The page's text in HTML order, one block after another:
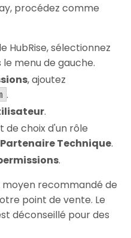
procédez comme
HubRise, sélectionnez
le menu de gauche.
, ajoutez
.
.
de choix d'un rôle
Partenaire Technique.
.
moyen recommandé de
point de vente. Le
déconseillé pour des